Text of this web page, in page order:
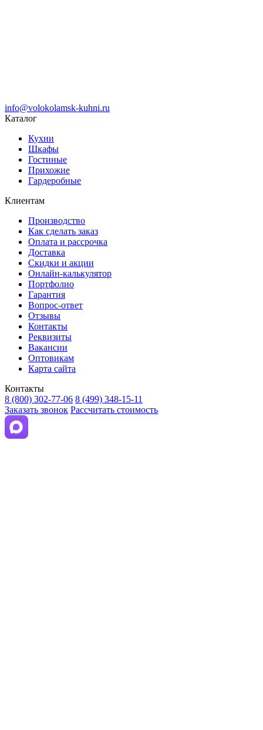
info@volokolamsk-kuhni.ru
Каталог
Кухни
Шкафы
Гостиные
Прихожие
Гардеробные
Клиентам
Производство
Как сделать заказ
Оплата и рассрочка
Доставка
Скидки и акции
Онлайн-калькулятор
Портфолио
Гарантия
Вопрос-ответ
Отзывы
Контакты
Реквизиты
Вакансии
Оптовикам
Карта сайта
Контакты
8 (800) 302-77-06 8 (499) 348-15-11
Заказать звонок Рассчитать стоимость